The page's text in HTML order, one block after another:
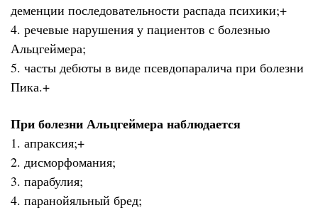
деменции последовательности распада психики;+
4. речевые нарушения у пациентов с болезнью
Альцгеймера;
5. часты дебюты в виде псевдопаралича при болезни
Пика.+
При болезни Альцгеймера наблюдается
1. апраксия;+
2. дисморфомания;
3. парабулия;
4. паранойяльный бред;